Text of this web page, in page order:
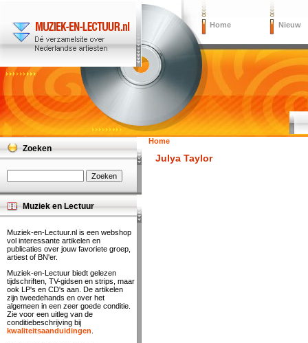
Home Nieuw
Home
Julya Taylor
Zoeken
Muziek en Lectuur
Muziek-en-Lectuur.nl is een webshop
vol interessante artikelen en
publicaties over jouw favoriete groep,
artiest of BN'er.
Muziek-en-Lectuur biedt gelezen
tijdschriften, TV-gidsen en strips, maar
ook LP's en CD's aan. De artikelen
zijn tweedehands en over het
algemeen in een zeer goede conditie.
Zie voor een uitleg van de
conditiebeschrijving bij
kwaliteitsaanduidingen